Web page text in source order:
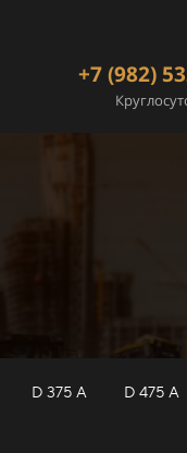
+7 (982)
D 375 A D 475 A